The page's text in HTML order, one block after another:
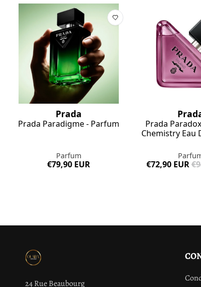
Prada
Prada Paradigme - Parfum
Parfum
€79,90 EUR
Prada
Chemistry Eau
€72,90 EUR
24 Rue Beaubourg